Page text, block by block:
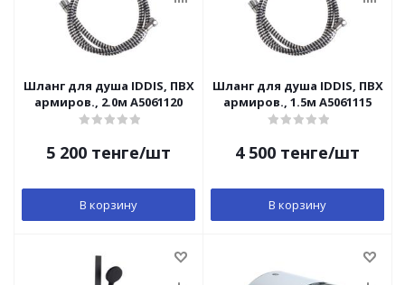
Шланг для душа IDDIS, ПВХ
армиров., 2.0м A5061120
5 200 тенге/шт
В корзину
Шланг для душа IDDIS, ПВХ
армиров., 1.5м A5061115
4 500 тенге/шт
В корзину